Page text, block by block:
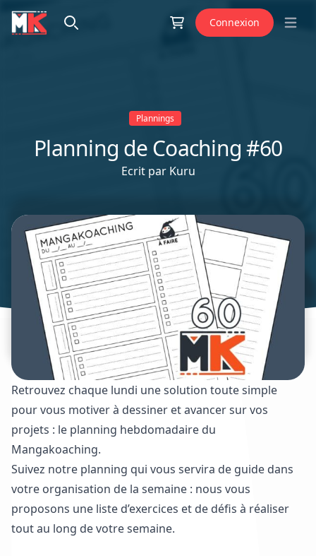
Aller au contenu
Connexion Open
Plannings
Planning de Coaching #60
Ecrit par Kuru
Retrouvez chaque lundi une solution toute simple
pour vous motiver à dessiner et avancer sur vos
projets : le planning hebdomadaire du
Mangakoaching.
Suivez notre planning qui vous servira de guide dans
votre organisation de la semaine : nous vous
proposons une liste d’exercices et de défis à réaliser
tout au long de votre semaine.